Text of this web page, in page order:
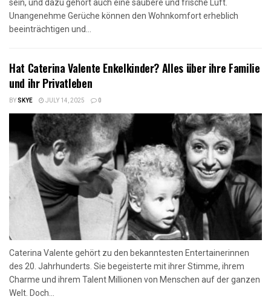
sein, und dazu gehört auch eine saubere und frische Luft.
Unangenehme Gerüche können den Wohnkomfort erheblich
beeinträchtigen und...
Hat Caterina Valente Enkelkinder? Alles über ihre Familie
und ihr Privatleben
BYSKYE JULY 14, 2025 0
Caterina Valente gehört zu den bekanntesten Entertainerinnen
des 20. Jahrhunderts. Sie begeisterte mit ihrer Stimme, ihrem
Charme und ihrem Talent Millionen von Menschen auf der ganzen
Welt. Doch...